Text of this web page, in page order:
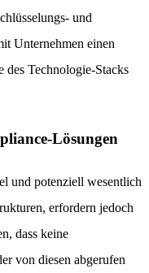
und
Unternehmen einen
des Technologie-Stacks
Lösungen
und potenziell wesentlich
erfordern jedoch
dass keine
von diesen abgerufen